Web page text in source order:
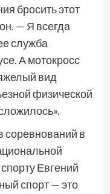
бросить этот
— Я всегда
служба
А мотокросс
вид
физической
соревнований в
Евгений
спорт — это